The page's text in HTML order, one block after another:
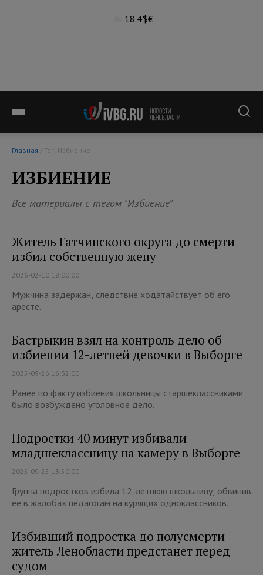
18.4°$€
Главная / Тег: Избиение
ИЗБИЕНИЕ
Все материалы с тегом "Избиение"
Житель Гатчинского округа до смерти
избил собственную жену
2026-02-10 18:00:00
Мужчина задержан, следствие ходатайствует об его
аресте.
Бастрыкин взял на контроль дело об
избиении 12-летней девочки в Выборге
2025-09-26 16:32:00
Ранее по факту избиения школьницы старшеклассниками
было возбуждено уголовное дело.
Подростки 40 минут избивали
младшеклассницу на камеру в Выборге
2025-09-25 13:50:00
Группа подростков избила 12-летнюю школьницу, обвинив
ее в жалобах педагогам на курящих одноклассников.
Избивший подростка до полусмерти
житель Ленобласти предстанет перед
судом